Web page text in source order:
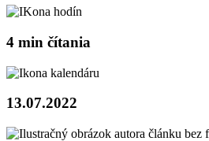
4 min čítania
13.07.2022